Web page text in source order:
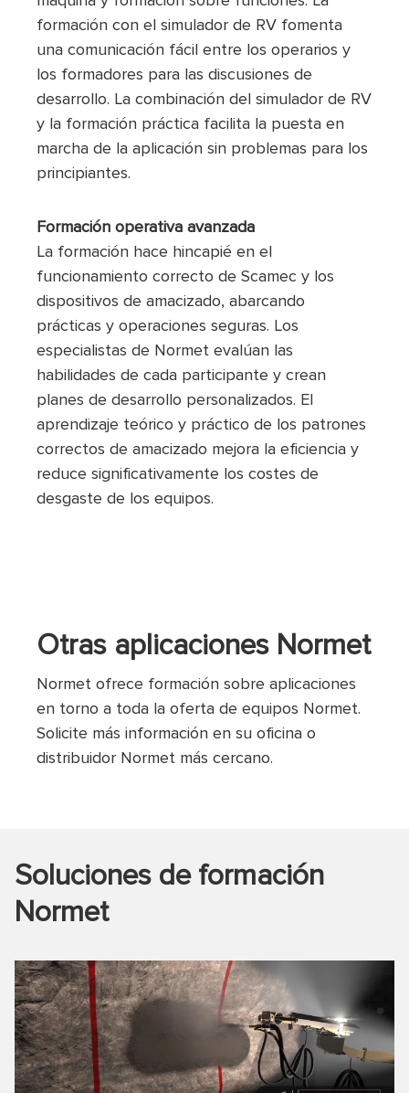
formación con el simulador de RV fomenta
una comunicación fácil entre los operarios y
los formadores para las discusiones de
desarrollo. La combinación del simulador de RV
y la formación práctica facilita la puesta en
marcha de la aplicación sin problemas para los
principiantes.
Formación operativa avanzada
La formación hace hincapié en el
funcionamiento correcto de Scamec y los
dispositivos de amacizado, abarcando
prácticas y operaciones seguras. Los
especialistas de Normet evalúan las
habilidades de cada participante y crean
planes de desarrollo personalizados. El
aprendizaje teórico y práctico de los patrones
correctos de amacizado mejora la eficiencia y
reduce significativamente los costes de
desgaste de los equipos.
Otras aplicaciones Normet
Normet ofrece formación sobre aplicaciones
en torno a toda la oferta de equipos Normet.
Solicite más información en su oficina o
distribuidor Normet más cercano.
Soluciones de formación
Normet